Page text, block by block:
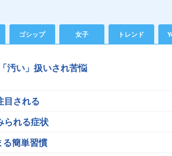
ゴシップ 女子 トレンド
汚い」扱いされ苦悩
目される
られる症状
る簡単習慣